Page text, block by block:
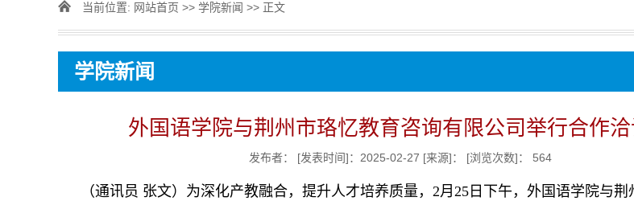
当前位置: 网站首页 >> 学院新闻 >> 正文
学院新闻
外国语学院与荆州市珞忆教育咨询有限公司举行合作
发布者： [发表时间]：2025-02-27 [来源]： [浏览次数]： 564
（通讯员 张文）为深化产教融合，提升人才培养质量，2月25日下午，外国语学院与